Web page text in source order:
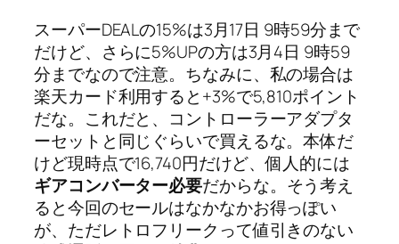
スーパーDEALの15%は3月17日 9時59分まで
だけど、さらに5%UPの方は3月4日 9時59
分までなので注意。ちなみに、私の場合は
楽天カード利用すると+3%で5,810ポイント
だな。これだと、コントローラーアダプタ
ーセットと同じぐらいで買えるな。本体だ
けど現時点で16,740円だけど、個人的には
ギアコンバーター必要だからな。そう考え
ると今回のセールはなかなかお得っぽい
が、ただレトロフリークって値引きのない